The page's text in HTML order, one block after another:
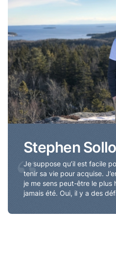
Stephen
Je suppose qu’il est facile
tenir sa vie pour acquise.
je me sens peut-être le plus
jamais été. Oui, il y a des
“